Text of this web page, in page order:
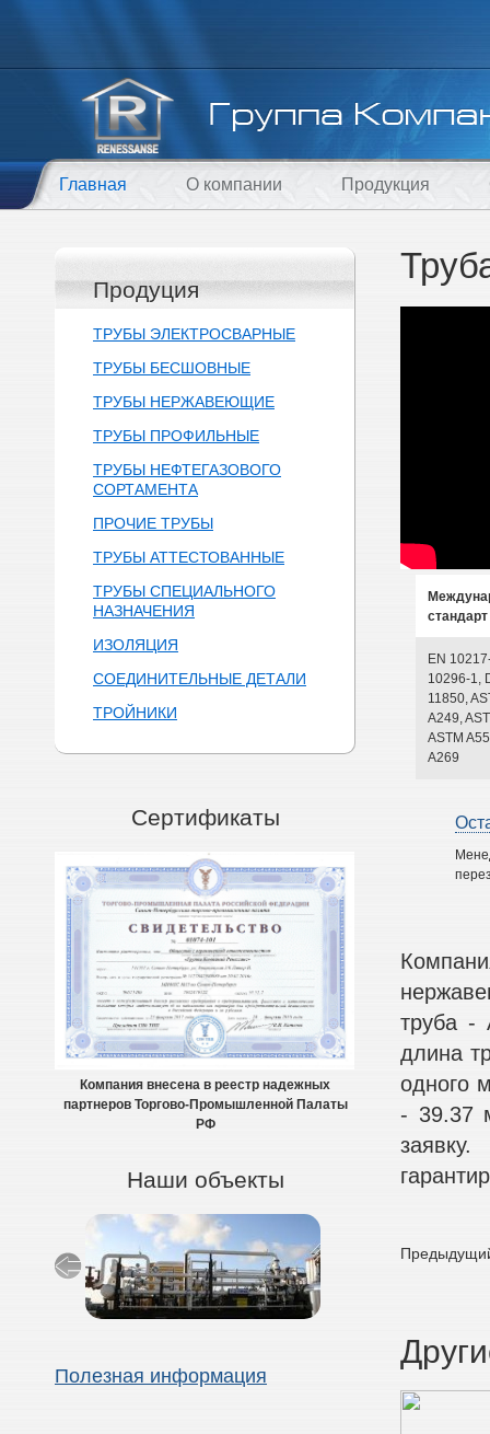
Главная О компании Продукция
Продуция
ТРУБЫ ЭЛЕКТРОСВАРНЫЕ
ТРУБЫ БЕСШОВНЫЕ
ТРУБЫ НЕРЖАВЕЮЩИЕ
ТРУБЫ ПРОФИЛЬНЫЕ
ТРУБЫ НЕФТЕГАЗОВОГО
СОРТАМЕНТА
ПРОЧИЕ ТРУБЫ
ТРУБЫ АТТЕСТОВАННЫЕ
ТРУБЫ СПЕЦИАЛЬНОГО
НАЗНАЧЕНИЯ
ИЗОЛЯЦИЯ
СОЕДИНИТЕЛЬНЫЕ ДЕТАЛИ
ТРОЙНИКИ
Сертификаты
Компания внесена в реестр надежных
партнеров Торгово-Промышленной Палаты
РФ
Наши объекты
Полезная информация
стандарт
EN
10296-1,
11850,
A249,
ASTM
A269
труба -
длина
одного
- 39.37